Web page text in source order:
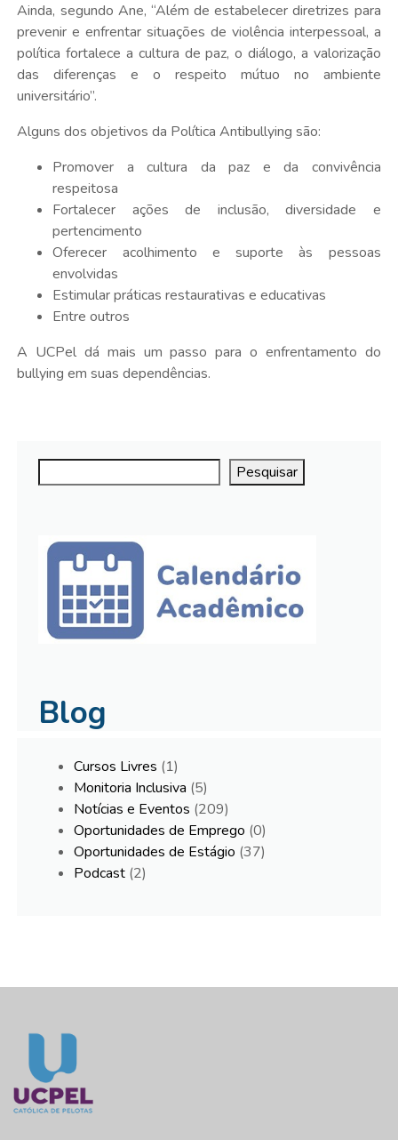
Ainda, segundo Ane, “Além de estabelecer diretrizes para
prevenir e enfrentar situações de violência interpessoal, a
política fortalece a cultura de paz, o diálogo, a valorização
das diferenças e o respeito mútuo no ambiente
universitário”.
Alguns dos objetivos da Política Antibullying são:
Promover a cultura da paz e da convivência
respeitosa
Fortalecer ações de inclusão, diversidade e
pertencimento
Oferecer acolhimento e suporte às pessoas
envolvidas
Estimular práticas restaurativas e educativas
Entre outros
A UCPel dá mais um passo para o enfrentamento do
bullying em suas dependências.
Pesquisar
Blog
Cursos Livres (1)
Monitoria Inclusiva (5)
Notícias e Eventos (209)
Oportunidades de Emprego (0)
Oportunidades de Estágio (37)
Podcast (2)